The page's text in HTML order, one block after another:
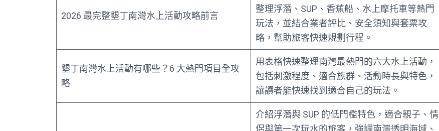
2026 最完整墾丁南灣水上活動攻略前言
整理浮潛、SUP、香蕉船、水上摩托車等熱門
玩法，並結合業者評比、安全須知與套票攻
略，幫助旅客快速規劃行程。
墾丁南灣水上活動有哪些？6 大熱門項目全攻
略
用表格快速整理南灣最熱門的六大水上活動，
包括刺激程度、適合族群、活動時長與特色，
讓讀者能快速找到適合自己的玩法。
介紹浮潛與 SUP 的低門檻特色，適合親子、情
侶與第一次玩水的旅客，強調南灣透明海域、